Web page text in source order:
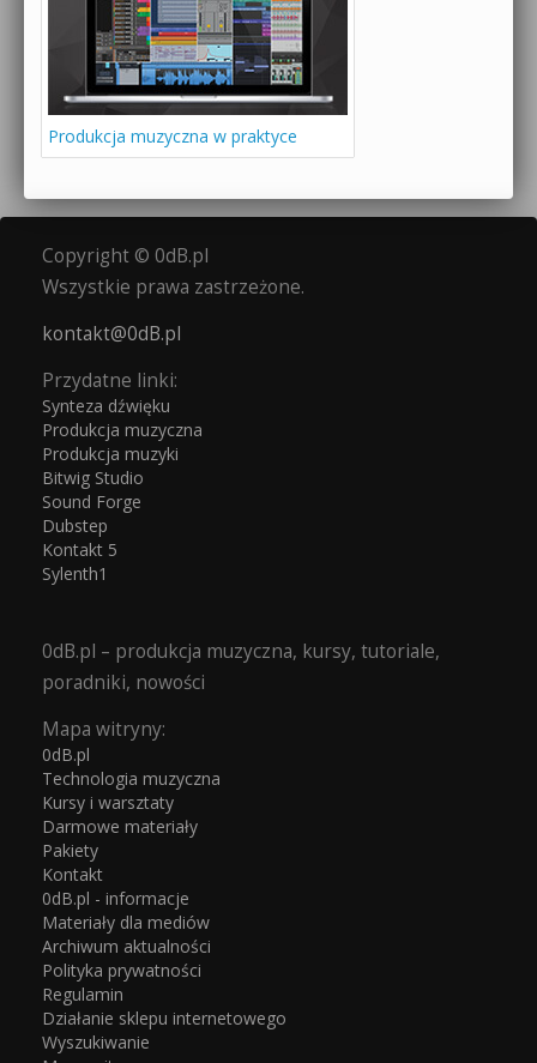
Produkcja muzyczna w praktyce
Copyright © 0dB.pl
Wszystkie prawa zastrzeżone.
kontakt@0dB.pl
Przydatne linki:
Synteza dźwięku
Produkcja muzyczna
Produkcja muzyki
Bitwig Studio
Sound Forge
Dubstep
Kontakt 5
Sylenth1
0dB.pl – produkcja muzyczna, kursy, tutoriale,
poradniki, nowości
Mapa witryny:
0dB.pl
Technologia muzyczna
Kursy i warsztaty
Darmowe materiały
Pakiety
Kontakt
0dB.pl - informacje
Materiały dla mediów
Archiwum aktualności
Polityka prywatności
Regulamin
Działanie sklepu internetowego
Wyszukiwanie